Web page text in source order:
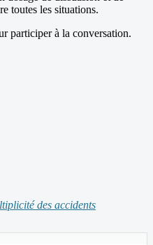
toutes les situations.
participer à la conversation.
des accidents